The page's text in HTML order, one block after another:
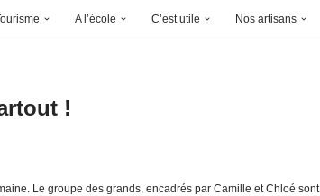
A l’école C’est utile Nos artisans
!
Le groupe des grands, encadrés par Camille et Chloé sont